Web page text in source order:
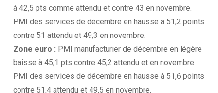
à 42,5 pts comme attendu et contre 43 en novembre.
PMI des services de décembre en hausse à 51,2 points
contre 51 attendu et 49,3 en novembre.
Zone euro : PMI manufacturier de décembre en légère
baisse à 45,1 pts contre 45,2 attendu et en novembre.
PMI des services de décembre en hausse à 51,6 points
contre 51,4 attendu et 49,5 en novembre.